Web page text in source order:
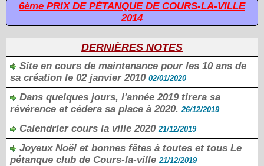
6ème PRIX DE PÉTANQUE DE COURS-LA-VILLE
2014
DERNIÈRES NOTES
Site en cours de maintenance pour les 10 ans de
sa création le 02 janvier 2010 02/01/2020
Dans quelques jours, l'année 2019 tirera sa
révérence et cédera sa place à 2020. 26/12/2019
Calendrier cours la ville 2020 21/12/2019
Joyeux Noël et bonnes fêtes à toutes et tous Le
pétanque club de Cours-la-ville 21/12/2019